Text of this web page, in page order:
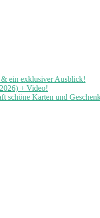
ein exklusiver Ausblick!
+ Video!
schöne Karten und